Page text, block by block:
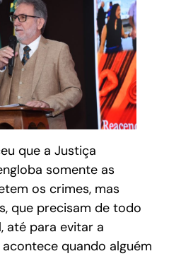
que a Justiça
somente as
os crimes, mas
que precisam de todo
até para evitar a
quando alguém